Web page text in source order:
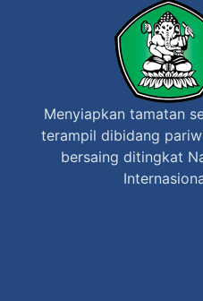
Menyiapkan tamatan
terampil dibidang
bersaing ditingkat